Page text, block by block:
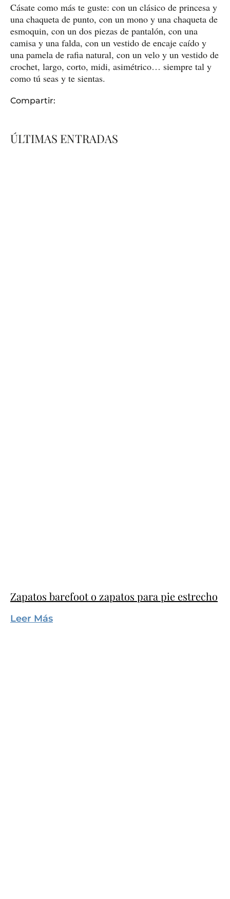
Cásate como más te guste: con un clásico de princesa y
una chaqueta de punto, con un mono y una chaqueta de
esmoquin, con un dos piezas de pantalón, con una
camisa y una falda, con un vestido de encaje caído y
una pamela de rafia natural, con un velo y un vestido de
crochet, largo, corto, midi, asimétrico… siempre tal y
como tú seas y te sientas.
Compartir:
ÚLTIMAS ENTRADAS
Zapatos barefoot o zapatos para pie estrecho
Leer Más